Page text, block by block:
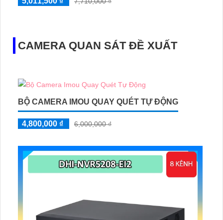
CAMERA QUAN SÁT ĐỀ XUẤT
BỘ CAMERA IMOU QUAY QUÉT TỰ ĐỘNG
4,800,000 ₫ 6,000,000 ₫